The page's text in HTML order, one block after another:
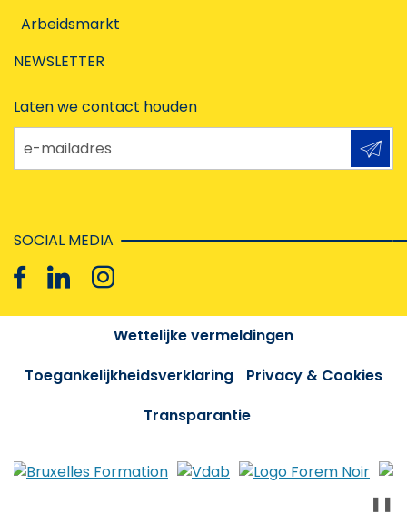
Arbeidsmarkt
NEWSLETTER
Laten we contact houden
e-mailadres
SOCIAL MEDIA
Wettelijke vermeldingen
Toegankelijkheidsverklaring
Privacy & Cookies
Transparantie
❚❚